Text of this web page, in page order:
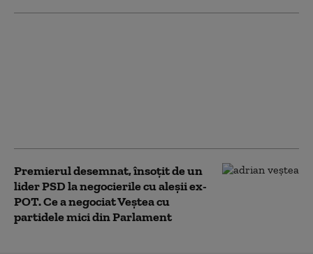
Premierul desemnat, însoțit de un
lider PSD la negocierile cu aleșii ex-
POT. Ce a negociat Veștea cu
partidele mici din Parlament